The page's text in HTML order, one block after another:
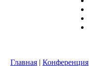
Главная | Конференция